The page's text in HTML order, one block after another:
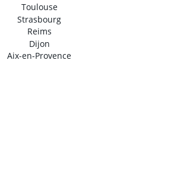
Toulouse
Strasbourg
Reims
Dijon
Aix-en-Provence